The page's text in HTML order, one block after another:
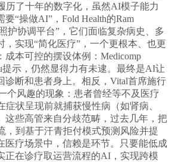
历了十年的数字化，虽然AI模子能力
“操做AI”，Fold Health的Ram
护协调平台”，它们面临复杂病史、多
，实现“简化医疗”，一个更根本、也更
成本可控的摆设体例：Medicomp
提示，仍然显得力有未逮。最终是AI让
诊断和患者身上。相反，Vital首席施行
个风趣的现象：患者曾经等不及医疗
状呈现前就捕获慢性病（如肾病、
这些高管来自分歧范畴，过去几年，把
，到基于汗青拒付模式预测风险并提
医疗场景中，信赖是环节。只要能低成
正在诊疗取运营流程的AI，实现跨模